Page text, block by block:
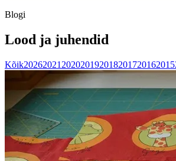
Blogi
Lood ja juhendid
Kõik20262021 202020192018201720162015